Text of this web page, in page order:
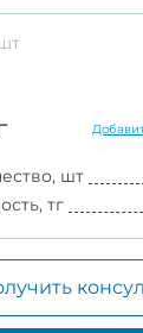
шт
тг